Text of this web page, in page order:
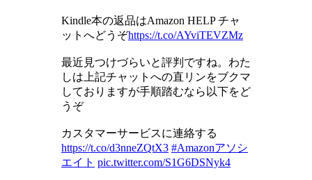
Kindle本の返品はAmazon HELP チャ
ットへどうぞhttps://t.co/AYviTEVZMz
最近見つけづらいと評判ですね。わた
しは上記チャットへの直リンをブクマ
しておりますが手順踏むなら以下をど
うぞ
カスタマーサービスに連絡する
https://t.co/d3nneZQtX3 #Amazonアソシ
エイト pic.twitter.com/S1G6DSNyk4